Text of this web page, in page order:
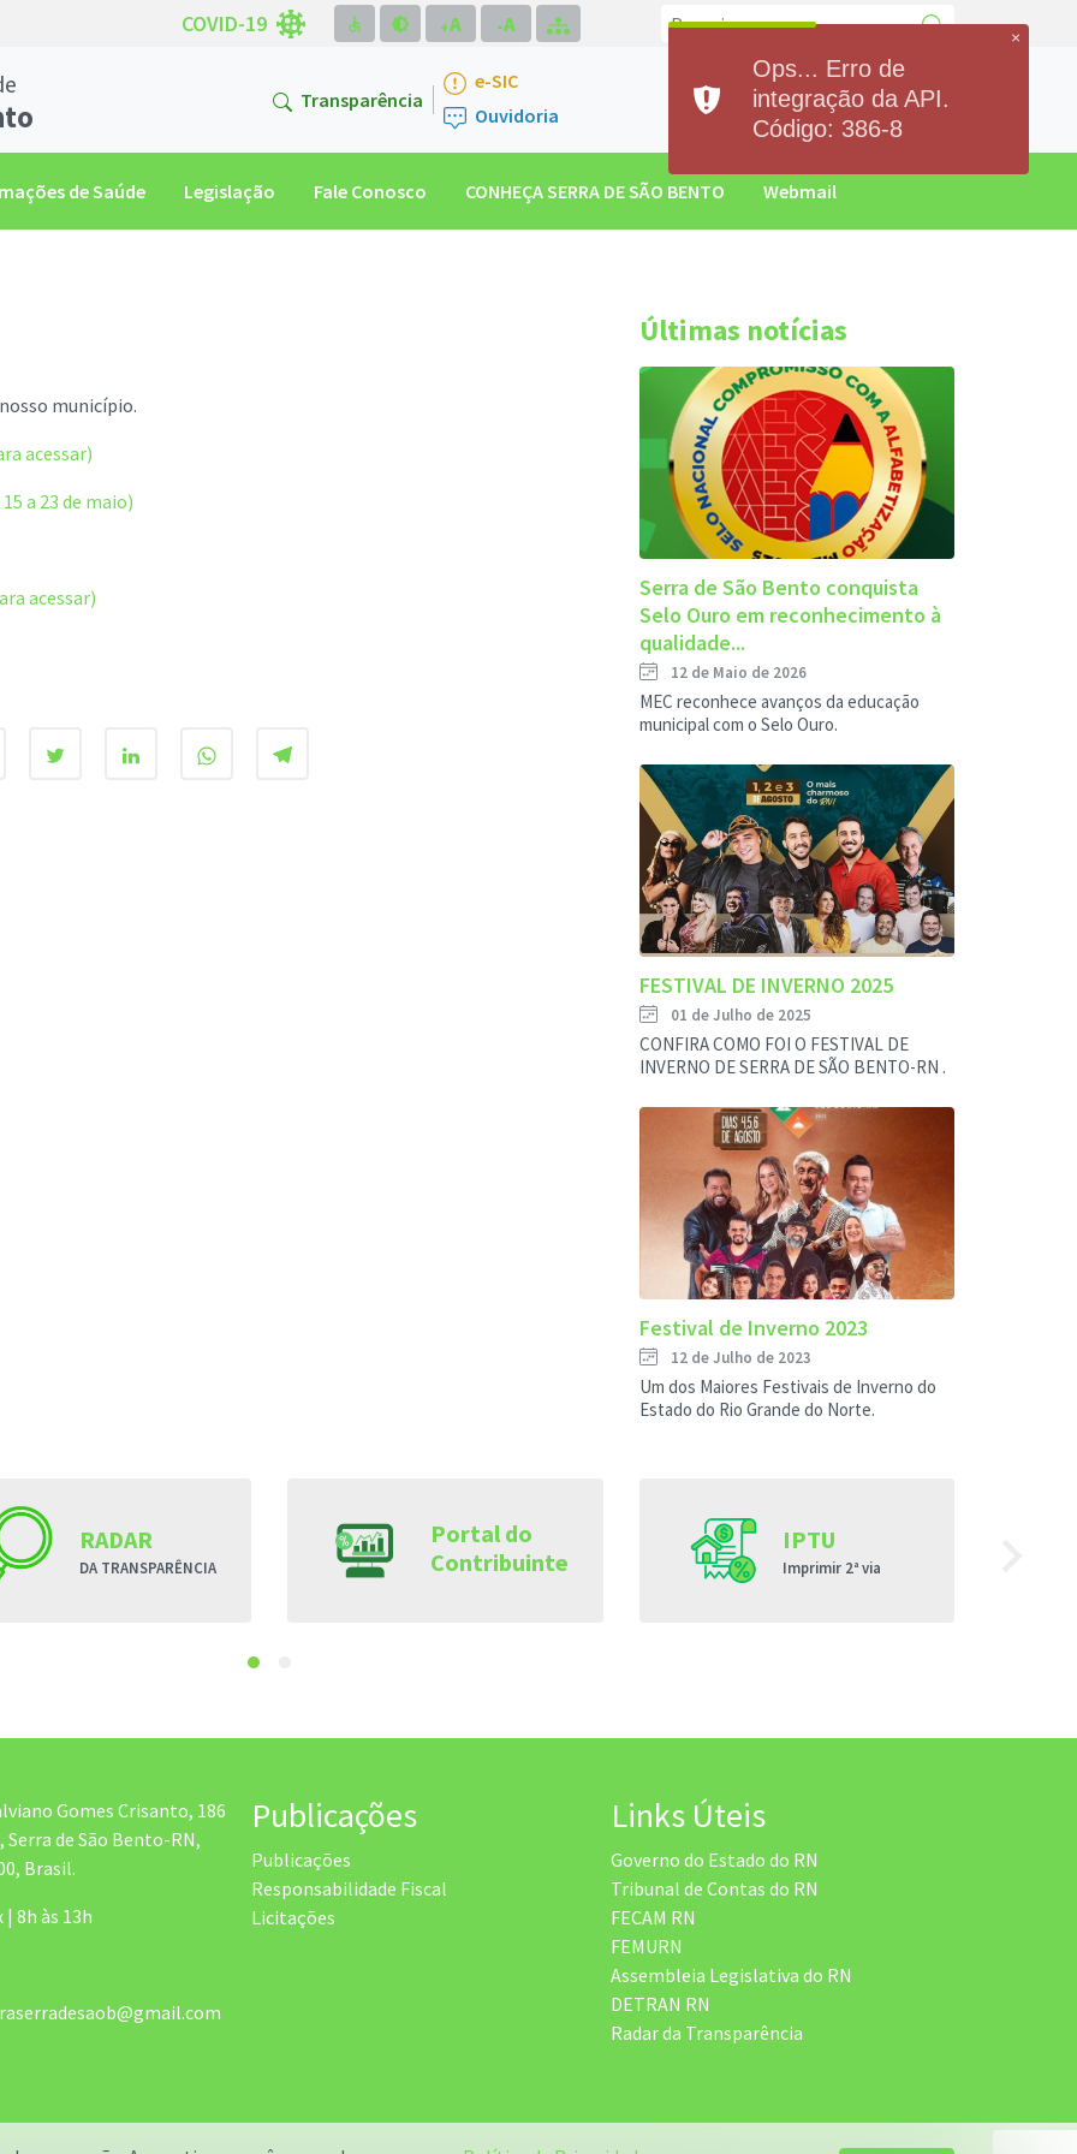
COVID-19 accessible brightness_medium A
+ A
-
Transparência
e-SIC
Ouvidoria
Contato
(84)93300.2551
de Saúde Legislação Fale Conosco CONHEÇA SERRA DE SÃO BENTO Webmail
município.
acessar)
15 a 23 de maio)
acessar)
Últimas notícias
Serra de São Bento conquista
Selo Ouro em reconhecimento à
qualidade...
12 de Maio de 2026
MEC reconhece avanços da educação
municipal com o Selo Ouro.
FESTIVAL DE INVERNO 2025
01 de Julho de 2025
CONFIRA COMO FOI O FESTIVAL DE
INVERNO DE SERRA DE SÃO BENTO-RN .
Festival de Inverno 2023
12 de Julho de 2023
Um dos Maiores Festivais de Inverno do
Estado do Rio Grande do Norte.
RADAR
DA TRANSPARÊNCIA
Portal do
Contribuinte
IPTU
Imprimir 2ª via
Gomes Crisanto, 186
Serra de São Bento-RN,
Brasil.
| 8h às 13h
Publicações
Publicações
Responsabilidade Fiscal
Licitações
Links Úteis
Governo do Estado do RN
Tribunal de Contas do RN
FECAM RN
FEMURN
Assembleia Legislativa do RN
DETRAN RN
Radar da Transparência
×
Ops... Erro de
integração da API.
Código: 386-8